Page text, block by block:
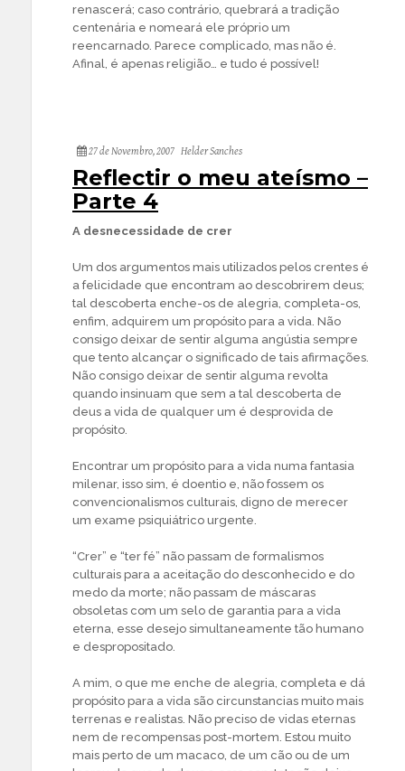
renascerá; caso contrário, quebrará a tradição
centenária e nomeará ele próprio um
reencarnado. Parece complicado, mas não é.
Afinal, é apenas religião… e tudo é possível!
27 de Novembro, 2007 Helder Sanches
Reflectir o meu ateísmo –
Parte 4
A desnecessidade de crer
Um dos argumentos mais utilizados pelos crentes é
a felicidade que encontram ao descobrirem deus;
tal descoberta enche-os de alegria, completa-os,
enfim, adquirem um propósito para a vida. Não
consigo deixar de sentir alguma angústia sempre
que tento alcançar o significado de tais afirmações.
Não consigo deixar de sentir alguma revolta
quando insinuam que sem a tal descoberta de
deus a vida de qualquer um é desprovida de
propósito.
Encontrar um propósito para a vida numa fantasia
milenar, isso sim, é doentio e, não fossem os
convencionalismos culturais, digno de merecer
um exame psiquiátrico urgente.
“Crer” e “ter fé” não passam de formalismos
culturais para a aceitação do desconhecido e do
medo da morte; não passam de máscaras
obsoletas com um selo de garantia para a vida
eterna, esse desejo simultaneamente tão humano
e despropositado.
A mim, o que me enche de alegria, completa e dá
propósito para a vida são circunstancias muito mais
terrenas e realistas. Não preciso de vidas eternas
nem de recompensas post-mortem. Estou muito
mais perto de um macaco, de um cão ou de um